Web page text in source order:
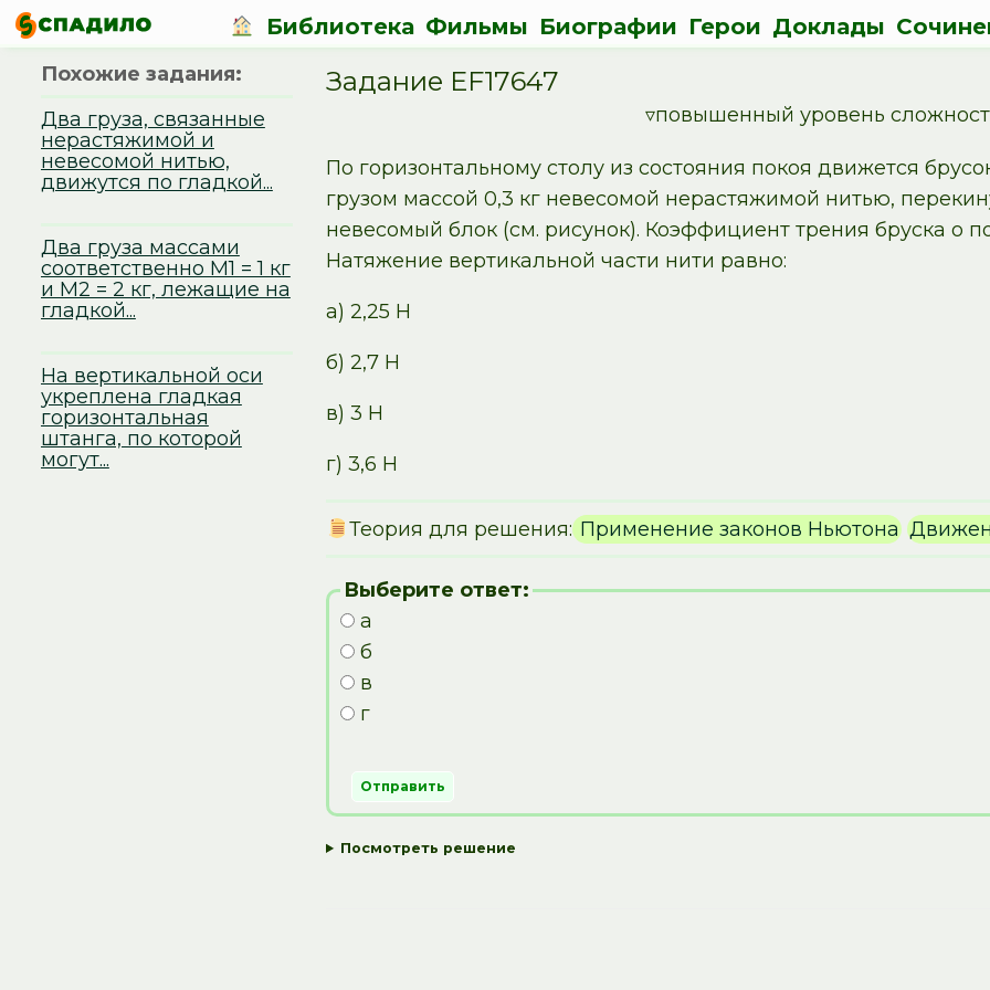
Библиотека Фильмы Биографии Герои Доклады
Задание EF17647
▿повышенный уровень
По горизонтальному столу из состояния покоя движется
грузом массой 0,3 кг невесомой нерастяжимой нитью,
невесомый блок (см. рисунок). Коэффициент трения бруска о
Натяжение вертикальной части нити равно:
а) 2,25 Н
б) 2,7 Н
в) 3 Н
г) 3,6 Н
Теория для решения:Применение законов Ньютона
Выберите ответ:
а
б
в
г
Посмотреть решение
Похожие задания:
Два груза, связанные
нерастяжимой и
невесомой нитью,
движутся по гладкой...
Два груза массами
соответственно М1 = 1 кг
и М2 = 2 кг, лежащие на
гладкой...
На вертикальной оси
укреплена гладкая
горизонтальная
штанга, по которой
могут...